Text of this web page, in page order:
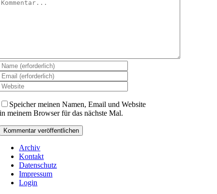
Speicher meinen Namen, Email und Website
in meinem Browser für das nächste Mal.
Archiv
Kontakt
Datenschutz
Impressum
Login